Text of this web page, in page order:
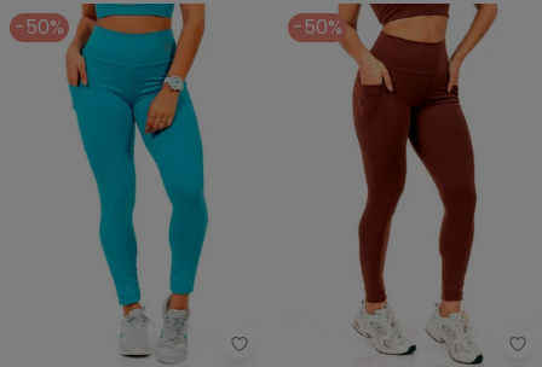
-50%
Cobertura - Legging Suplex
-50%